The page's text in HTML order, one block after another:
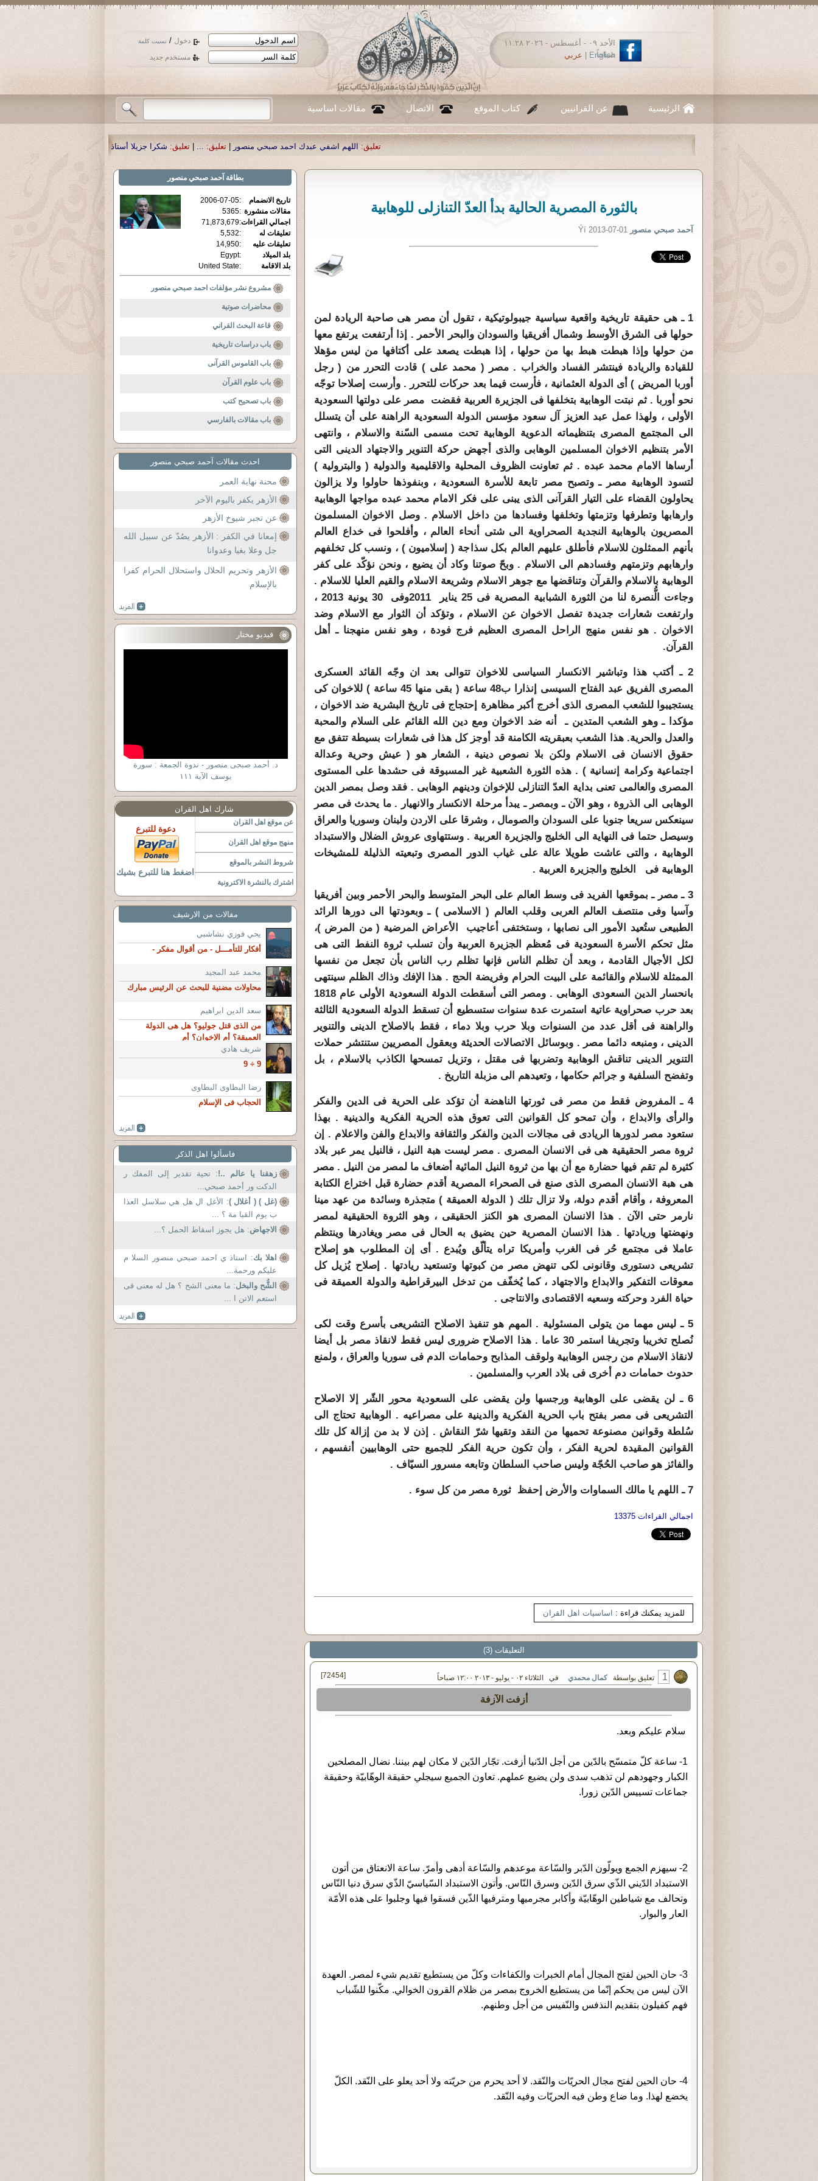
دخول / نسيت كلمة
مستخدم جديد
الأحد ٠٩ - أغسطس - ٢٠٢٦ ١١:٢٨
صباحاً
English عربي
الرئيسية عن القرانيين كتاب الموقع الاتصال مقالات اساسية
اللهم اشفي عبدك احمد صبحي منصور|تعليق: ...
|تعليق: شكرا جزيلا أستاذ حمد الحمد .أكرمكم الله .|تعليق:
بالثورة المصرية الحالية بدأ العدّ التنازلى للوهابية
آحمد صبحي منصور Ýí 2013-07-01
1 ـ هى حقيقة تاريخية واقعية سياسية جيبولوتيكية ، تقول أن مصر هى صاحبة الريادة لمن
حولها فى الشرق الأوسط وشمال أفريقيا والسودان والبحر الأحمر . إذا أرتفعت يرتفع معها
من حولها وإذا هبطت هبط بها من حولها ، إذا هبطت يصعد على أكتافها من ليس مؤهلا
للقيادة والريادة فينتشر الفساد والخراب . مصر ( محمد على ) قادت التحرر من ( رجل
أوربا المريض ) أى الدولة العثمانية ، فأرست فيما بعد حركات للتحرر . وأرست إصلاحا توجّه
نحو أوربا . ثم نبتت الوهابية بتخلفها فى الجزيرة العربية فقضت مصر على دولتها السعودية
الأولى ، ولهذا عمل عبد العزيز آل سعود مؤسس الدولة السعودية الراهنة على أن يتسلل
الى المجتمع المصرى بتنظيماته الدعوية الوهابية تحت مسمى السّنة والاسلام ، وانتهى
الأمر بتنظيم الاخوان المسلمين الوهابى والذى أجهض حركة التنوير والاجتهاد الدينى التى
أرساها الامام محمد عبده . ثم تعاونت الظروف المحلية والاقليمية والدولية ( والبترولية )
لتسود الوهابية مصر ـ وتصبح مصر تابعة للأسرة السعودية ، وبنفوذها حاولوا ولا يزالون
يحاولون القضاء على التيار القرآنى الذى يبنى على فكر الامام محمد عبده مواجها الوهابية
وارهابها وتطرفها وتزمتها وتخلفها وفسادها من داخل الاسلام . وصل الاخوان المسلمون
المصريون بالوهابية النجدية الصحراوية الى شتى أنحاء العالم ، وأفلحوا فى خداع العالم
بأنهم الممثلون للاسلام فأطلق عليهم العالم بكل سذاجة ( إسلاميون ) ، ونسب كل تخلفهم
وارهابهم وتزمتهم وفسادهم الى الاسلام . وبحّ صوتنا وكاد أن يضيع ، ونحن نؤكّد على كفر
الوهابية بالاسلام والقرآن وتناقضها مع جوهر الاسلام وشريعة الاسلام والقيم العليا للاسلام .
وجاءت الُّنصرة لنا من الثورة الشبابية المصرية فى 25 يناير 2011وفى 30 يونية 2013 ،
وارتفعت شعارات جديدة تفصل الاخوان عن الاسلام ، وتؤكد أن الثوار مع الاسلام وضد
الاخوان . هو نفس منهج الراحل المصرى العظيم فرج فودة ، وهو نفس منهجنا ـ أهل
القرآن.
2 ـ أكتب هذا وتباشير الانكسار السياسى للاخوان تتوالى بعد ان وجّه القائد العسكرى
المصرى الفريق عبد الفتاح السيسى إنذارا ب48 ساعة ( بقى منها 45 ساعة ) للاخوان كى
يستجيبوا للشعب المصرى الذى أخرج أكبر مظاهرة إحتجاج فى تاريخ البشرية ضد الاخوان ،
مؤكدا ـ وهو الشعب المتدين ـ أنه ضد الاخوان ومع دين الله القائم على السلام والمحبة
والعدل والحرية. هذا الشعب بعبقريته الكامنة قد أوجز كل هذا فى شعارات بسيطة تتفق مع
حقوق الانسان فى الاسلام ولكن بلا نصوص دينية ، الشعار هو ( عيش وحرية وعدالة
اجتماعية وكرامة إنسانية ) . هذه الثورة الشعبية غير المسبوقة فى حشدها على المستوى
المصرى والعالمى تعنى بداية العدّ التنازلى للإخوان ودينهم الوهابى . فقد وصل بمصر الدين
الوهابى الى الذروة ، وهو الآن ـ وبمصر ـ يبدأ مرحلة الانكسار والانهيار . ما يحدث فى مصر
سينعكس سريعا جنوبا على السودان والصومال ، وشرقا على الاردن ولبنان وسوريا والعراق
وسيصل حتما فى النهاية الى الخليج والجزيرة العربية . وستتهاوى عروش الضلال والاستبداد
الوهابية ، والتى عاشت طويلا عالة على غياب الدور المصرى وتبعيته الذليلة للمشيخات
الوهابية فى الخليج والجزيرة العربية .
3 ـ مصر ـ بموقعها الفريد فى وسط العالم على البحر المتوسط والبحر الأحمر وبين أفريقيا
وآسيا وفى منتصف العالم العربى وقلب العالم ( الاسلامى ) ـ وبعودتها الى دورها الرائد
الطبيعى ستُعيد الأمور الى نصابها ، وستختفى أعاجيب الأعراض المرضية ( من المرض )،
مثل تحكم الأسرة السعودية فى مُعظم الجزيرة العربية وأن تسلب ثروة النفط التى هى
لكل الأجيال القادمة ، وبعد أن تظلم الناس فإنها تظلم رب الناس بأن تجعل من نفسها
الممثلة للاسلام والقائمة على البيت الحرام وفريضة الحج . هذا الإفك وذاك الظلم سينتهى
بانحسار الدين السعودى الوهابى . ومصر التى أسقطت الدولة السعودية الأولى عام 1818
بعد حرب صحراوية عاتية استمرت عدة سنوات ستسطيع أن تسقط الدولة السعودية الثالثة
والراهنة فى أقل عدد من السنوات وبلا حرب وبلا دماء ، فقط بالاصلاح الدينى والتنوير
الدينى ، ومنبعه دائما مصر . وبوسائل الاتصالات الحديثة وبعقول المصريين ستنتشر حملات
التنوير الدينى تناقش الوهابية وتضربها فى مقتل ، وتزيل تمسحها الكاذب بالاسلام ، بل
وتفضح السلفية و جرائم حكامها ، وتعيدهم الى مزبلة التاريخ .
4 ـ المفروض فقط من مصر فى ثورتها الناهضة أن تؤكد على الحرية فى الدين والفكر
والرأى والابداع ، وأن تمحو كل القوانين التى تعوق هذه الحرية الفكرية والدينية . بهذا
ستعود مصر لدورها الريادى فى مجالات الدين والفكر والثقافة والابداع والفن والاعلام . إن
ثروة مصر الحقيقية هى فى الانسان المصرى . مصر ليست هبة النيل ، فالنيل يمر عبر بلاد
كثيرة لم تقم فيها حضارة مع أن بها من ثروة النيل المائية أضعاف ما لمصر من النيل . مصر
هى هبة الانسان المصرى الذى صنع فى الصحراء المصرية أقدم حضارة قبل اختراع الكتابة
المعروفة ، وأقام أقدم دولة، ولا تزال تلك ( الدولة العميقة ) متجذرة وسائدة من عهد مينا
نارمر حتى الآن . هذا الانسان المصرى هو الكنز الحقيقى ، وهو الثروة الحقيقية لمصر
ونهضتها وريادتها . هذا الانسان المصرية حين يضيق به الحال فى مصر ويغادرها وينتظم
عاملا فى مجتمع حُر فى الغرب وأمريكا تراه يتألّق ويُبدع . أى إن المطلوب هو إصلاح
تشريعى دستورى وقانونى لكى تنهض مصر من كبوتها وتستعيد ريادتها . إصلاح يُزيل كل
معوقات التفكير والابداع والاجتهاد ، كما يُخفّف من تدخل البيرقراطية والدولة العميقة فى
حياة الفرد وحركته وسعيه الاقتصادى والانتاجى .
5 ـ ليس مهما من يتولى المسئولية . المهم هو تنفيذ الاصلاح التشريعى بأسرع وقت لكى
نُصلح تخريبا وتجريفا استمر 30 عاما . هذا الاصلاح ضرورى ليس فقط لانقاذ مصر بل أيضا
لانقاذ الاسلام من رجس الوهابية ولوقف المذابح وحمامات الدم فى سوريا والعراق ، ولمنع
حدوث حمامات دم أخرى فى بلاد العرب والمسلمين .
6 ـ لن يقضى على الوهابية ورجسها ولن يقضى على السعودية محور الشّر إلا الاصلاح
التشريعى فى مصر بفتح باب الحرية الفكرية والدينية على مصراعيه . الوهابية تحتاج الى
سُلطة وقوانين مصنوعة تحميها من النقد وتقيها شرّ النقاش . إذن لا بد من إزالة كل تلك
القوانين المقيدة لحرية الفكر ، وأن تكون حرية الفكر للجميع حتى الوهابيين أنفسهم ،
والفائز هو صاحب الحُجّة وليس صاحب السلطان وتابعه مسرور السيّاف .
7 ـ اللهم يا مالك السماوات والأرض إحفظ ثورة مصر من كل سوء .
اجمالي القراءات 13375
للمزيد يمكنك قراءة : اساسيات اهل القران
التعليقات (3)
1 تعليق بواسطةكمال محمدي في الثلاثاء ٠٢ - يوليو - ٢٠١٣ ١٢:٠٠ صباحاً [72454]
أزفت الآزفة
سلام عليكم وبعد.
1- ساعة كلّ متمسّح بالدّين من أجل الدّنيا أزفت. تجّار الدّين لا مكان لهم بيننا. نضال المصلحين
الكبار وجهودهم لن تذهب سدى ولن يضيع عملهم. تعاون الجميع سيجلي حقيقة الوهّابيّة وحقيقة
جماعات تسييس الدّين زورا.
2- سيهزم الجمع ويولّون الدّبر والسّاعة موعدهم والسّاعة أدهى وأمرّ. ساعة الانعتاق من أتون
الاستبداد الدّيني الذّي سرق الدّين وسرق النّاس. وأتون الاستبداد السّياسيّ الذّي سرق دنيا النّاس
وتحالف مع شياطين الوهّابيّة وأكابر مجرميها ومترفيها الذّين فسقوا فيها وجلبوا على هذه الأمّة
العار والبوار.
3- حان الحين لفتح المجال أمام الخبرات والكفاءات وكلّ من يستطيع تقديم شيء لمصر. العهدة
الآن ليس من يحكم إنّما من يستطيع الخروج بمصر من ظلام القرون الخوالي. مكّنوا للشّباب
فهم كفيلون بتقديم النذفس والنّفيس من أجل وطنهم.
4- حان الحين لفتح مجال الحريّات والنّقد. لا أحد يحرم من حريّته ولا أحد يعلو على النّقد. الكلّ
يخضع لهذا. وما ضاع وطن فيه الحريّات وفيه النّقد.
بطاقة آحمد صبحي منصور
تاريخ الانضمام :
2006-07-05
مقالات منشورة :
5365
اجمالي القراءات:
71,873,679
تعليقات له
:
5,532
تعليقات عليه
:
14,950
بلد الميلاد
:
Egypt
بلد الاقامة
:
United State
مشروع نشر مؤلفات احمد صبحي منصور
محاضرات صوتية
قاعة البحث القراني
باب دراسات تاريخية
باب القاموس القرآنى
باب علوم القرآن
باب تصحيح كتب
باب مقالات بالفارسي
احدث مقالات آحمد صبحي منصور
محنة نهاية العمر
الأزهر يكفر باليوم الآخر
عن تجبر شيوخ الأزهر
إمعانا في الكفر : الأزهر يصُدّ عن سبيل الله
جل وعلا بغيا وعدوانا
الأزهر وتحريم الحلال واستحلال الحرام كفرا
بالإسلام
فيديو مختار
د. أحمد صبحى منصور - ندوة الجمعة : سورة
يوسف الآية ١١١
شارك اهل القران
عن موقع اهل القران
منهج موقع اهل القران
شروط النشر بالموقع
اشترك بالنشرة الاكترونية
دعوة للتبرع
اضغط هنا للتبرع بشيك
مقالات من الارشيف
يحي فوزي نشاشبي
أفكار للتأمـــل - من أقوال مفكر -
محمد عبد المجيد
محاولات مضنية للبحث عن الرئيس مبارك
سعد الدين ابراهيم
من الذى قتل جوليو؟ هل هى الدولة
العميقة؟ أم الإخوان؟ أم
شريف هادي
9 ÷ 9
رضا البطاوى البطاوى
الحجاب فى الإسلام
فاسألوا اهل الذكر
زهقنا يا عالم ..!: تحية تقدير إلى المفك ر
الدكت ور أحمد صبحي...
(غل ) ( أغلال ): الأغل ال هل هي سلاسل العذا
ب يوم القيا مة ؟ ...
الاجهاض: هل يجوز اسقاط الحمل ؟...
اهلا بك: استاذ ي احمد صبحي منصور السلا م
عليكم ورحمة...
الشُّح والبخل: ما معنى الشح ؟ هل له معنى فى
استعم الاتن ا ...